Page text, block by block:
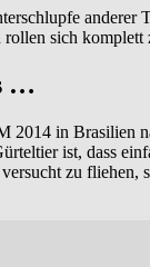
sich komplett
…
2014 in Brasilien
ist, dass
zu fliehen,